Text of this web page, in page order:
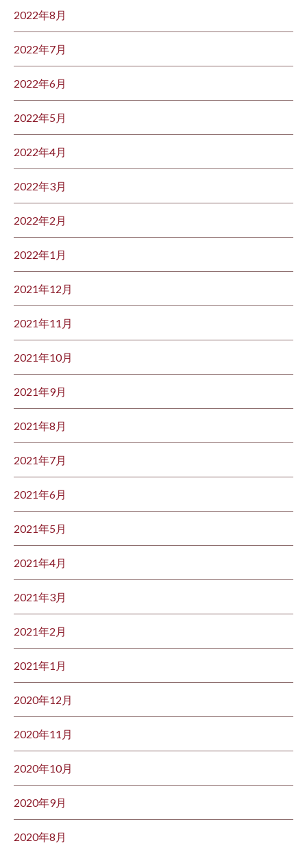
2022年8月
2022年7月
2022年6月
2022年5月
2022年4月
2022年3月
2022年2月
2022年1月
2021年12月
2021年11月
2021年10月
2021年9月
2021年8月
2021年7月
2021年6月
2021年5月
2021年4月
2021年3月
2021年2月
2021年1月
2020年12月
2020年11月
2020年10月
2020年9月
2020年8月